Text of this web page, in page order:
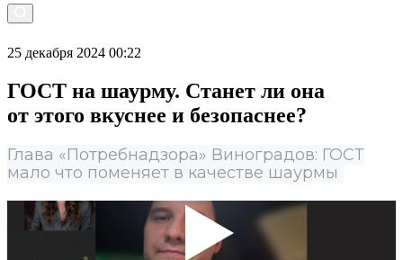
25 декабря 2024 00:22
ГОСТ на шаурму. Станет ли она
от этого вкуснее и безопаснее?
Глава «Потребнадзора» Виноградов: ГОСТ
мало что поменяет в качестве шаурмы